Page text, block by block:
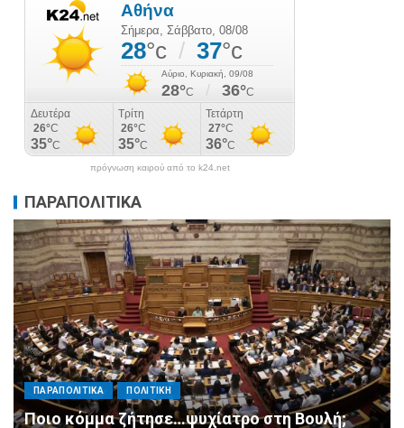
πρόγνωση καιρού από το k24.net
ΠΑΡΑΠΟΛΙΤΙΚΑ
ΠΑΡΑΠΟΛΙΤΙΚΑ ΠΟΛΙΤΙΚΗ
Μητσοτάκης σε υπουργούς: Ξεχάστε τον
ανασχηματισμό, πιάστε δουλειά με 4
αυστηρές εντολές